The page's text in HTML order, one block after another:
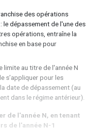
des opérations
dépassement de l'une des
opérations, entraîne la
en base pour
limite au titre de l'année N
s’appliquer pour les
date de dépassement (au
dans le régime antérieur).
de l'année N, en tenant
de l'année N-1